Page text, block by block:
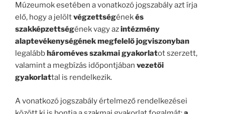
Múzeumok esetében a vonatkozó jogszabály azt írja
elő, hogy a jelöltvégzettségénekés
szakképzettségének vagy azintézmény
alaptevékenységének megfelelő jogviszonyban
legalábbhároméves szakmai gyakorlatot szerzett,
valamint a megbízás időpontjában vezetői
gyakorlattal is rendelkezik.
A vonatkozó jogszabály értelmező rendelkezései